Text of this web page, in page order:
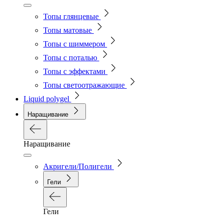
Топы глянцевые
Топы матовые
Топы с шиммером
Топы с поталью
Топы с эффектами
Топы светоотражающие
Liquid polygel
Наращивание
Наращивание
Акригели/Полигели
Гели
Гели